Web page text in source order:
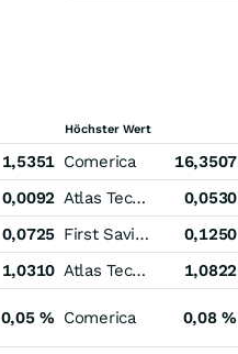
Höchster Wert
1,5351 Comerica
16,3507
0,0092 Atlas Technical Consultants Registered (A)
0,0530
0,0725 First Savings Financial Group
0,1250
1,0310 Atlas Technical Consultants Registered (A)
1,0822
0,05 % Comerica 0,08 %